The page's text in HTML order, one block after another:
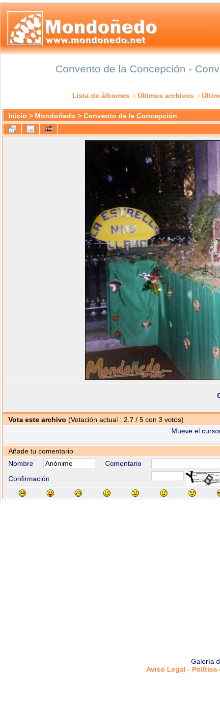
Convento de la Concepción -
Lista de álbumes Últimos archivos
Inicio > Mondoñedo > Convento de la Concepción
Vota este archivo (Votación actual : 2.7 / 5 con 3 votos)
Mueve el
Añade tu comentario
Nombre
Comentario
Confirmación
Galería
Aviso Legal -